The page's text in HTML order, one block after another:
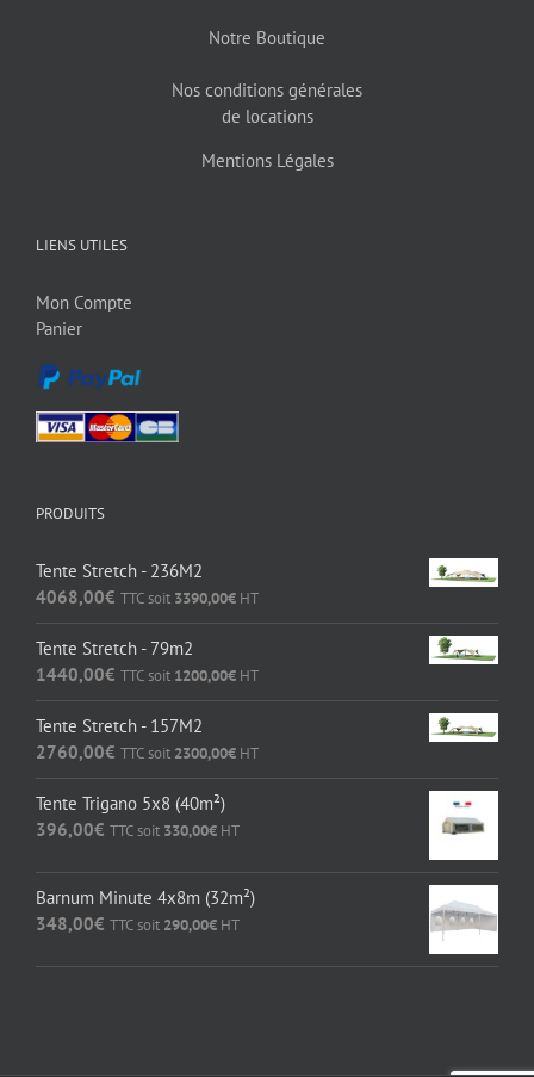
Notre Boutique
Nos conditions générales
de locations
Mentions Légales
LIENS UTILES
Mon Compte
Panier
PRODUITS
Tente Stretch - 236M2
4068,00€ TTC soit 3390,00€ HT
Tente Stretch - 79m2
1440,00€ TTC soit 1200,00€ HT
Tente Stretch - 157M2
2760,00€ TTC soit 2300,00€ HT
Tente Trigano 5x8 (40m²)
396,00€ TTC soit 330,00€ HT
Barnum Minute 4x8m (32m²)
348,00€ TTC soit 290,00€ HT